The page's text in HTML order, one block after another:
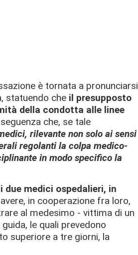
è tornata a pronunciarsi
statuendo che il presupposto
della condotta alle linee
che, se tale
rilevante non solo ai sensi
regolanti la colpa medico-
in modo specifico la
due medici ospedalieri, in
in cooperazione fra loro,
al medesimo - vittima di un
le quali prevedono
superiore a tre giorni, la